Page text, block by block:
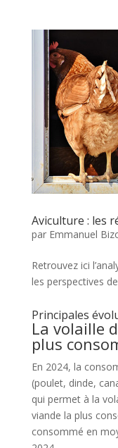
Aviculture : les
par Emmanuel
Retrouvez ici
les perspectives
Principales
La volaille
plus
En 2024, la
(poulet, dinde,
qui permet à la
viande la plus
consommé en